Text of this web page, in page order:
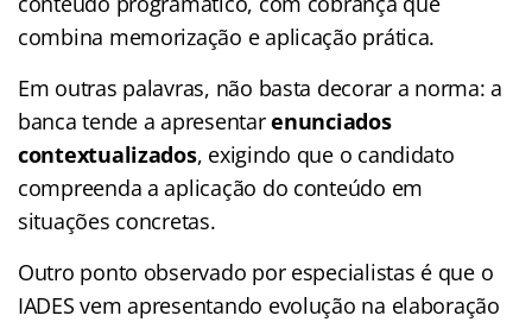
combina memorização e aplicação prática.
Em outras palavras, não basta decorar a norma: a
banca tende a apresentarenunciados
contextualizados, exigindo que o candidato
compreenda a aplicação do conteúdo em
situações concretas.
Outro ponto observado por especialistas é que o
IADES vem apresentando evolução na elaboração